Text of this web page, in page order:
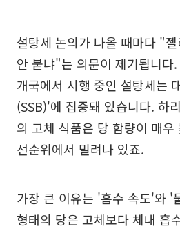
설탕세 논의가 나올 때마다 "
안 붙냐"는 의문이 제기됩니다
개국에서 시행 중인 설탕세는
(SSB)'에 집중돼 있습니다. 하
의 고체 식품은 당 함량이 매
선순위에서 밀려나 있죠.
가장 큰 이유는 '흡수 속도'와 '
형태의 당은 고체보다 체내 흡